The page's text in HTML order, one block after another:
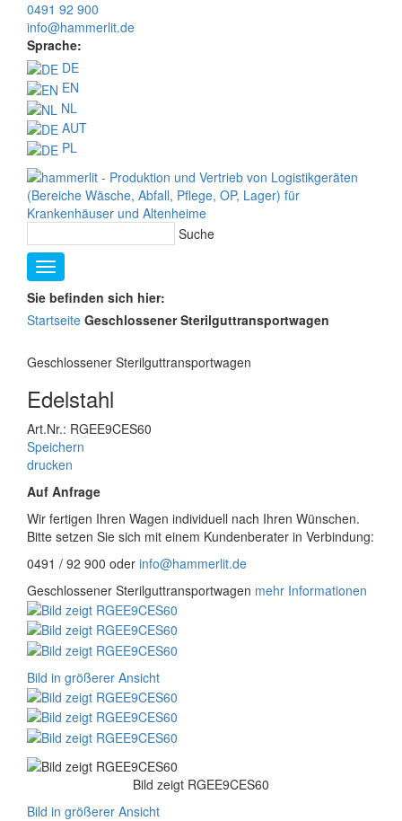
0491 92 900
info@hammerlit.de
Sprache:
DE
EN
NL
AUT
PL
Suche
Sie befinden sich hier:
Startseite Geschlossener Sterilguttransportwagen
Geschlossener Sterilguttransportwagen
Edelstahl
Art.Nr.: RGEE9CES60
Speichern
drucken
Auf Anfrage
Wir fertigen Ihren Wagen individuell nach Ihren Wünschen.
Bitte setzen Sie sich mit einem Kundenberater in Verbindung:
0491 / 92 900 oder info@hammerlit.de
Geschlossener Sterilguttransportwagen mehr Informationen
Bild in größerer Ansicht
Bild zeigt RGEE9CES60
Bild in größerer Ansicht